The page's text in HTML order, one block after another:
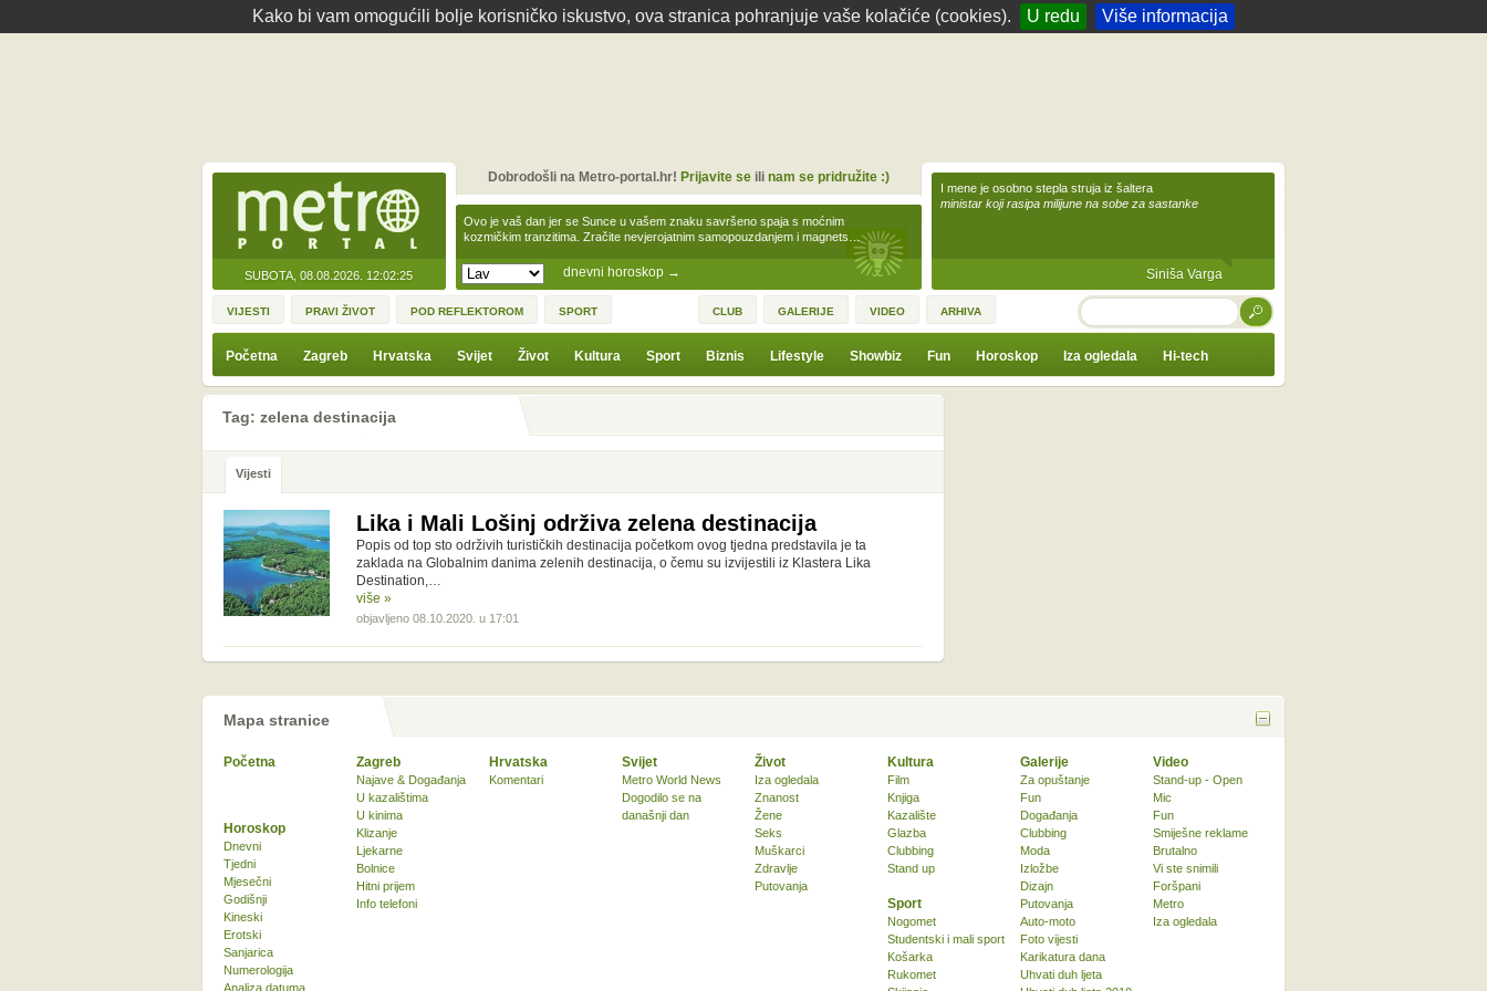
Kako bi vam omogućili bolje korisničko iskustvo, ova stranica pohranjuje vaše kolačiće (cookies). U redu Više informacija
SUBOTA, 08.08.2026. 12:02:25 dnevni horoskop →
Ovo je vaš dan jer se Sunce u vašem znaku savršeno spaja s moćnim
kozmičkim tranzitima. Zračite nevjerojatnim samopouzdanjem i magnets…
Dobrodošli na Metro-portal.hr! Prijavite seili nam se pridružite :)
I mene je osobno stepla struja iz šaltera
ministar koji rasipa milijune na sobe za sastanke
Siniša Varga
VIJESTI PRAVI ŽIVOT POD REFLEKTOROM SPORT CLUB GALERIJE VIDEO ARHIVA TRAŽI
Početna Zagreb Hrvatska Svijet Život Kultura Sport Biznis Lifestyle Showbiz Fun Horoskop Iza ogledala Hi-tech
Tag: zelena destinacija
Vijesti
Lika i Mali Lošinj održiva zelena destinacija
Popis od top sto održivih turističkih destinacija početkom ovog tjedna predstavila je ta
zaklada na Globalnim danima zelenih destinacija, o čemu su izvijestili iz Klastera Lika
Destination,…
više »
objavljeno 08.10.2020. u 17:01
Mapa stranice
Početna Zagreb
Najave & Događanja
U kazalištima
U kinima
Klizanje
Ljekarne
Bolnice
Hitni prijem
Info telefoni
Hrvatska
Komentari
Svijet
Metro World News
Dogodilo se na
današnji dan
Život
Iza ogledala
Znanost
Žene
Seks
Muškarci
Zdravlje
Putovanja
Kultura
Film
Knjiga
Kazalište
Glazba
Clubbing
Stand up
Sport
Nogomet
Studentski i mali sport
Košarka
Rukomet
Horoskop
Dnevni
Tjedni
Mjesečni
Godišnji
Kineski
Erotski
Sanjarica
Numerologija
Analiza datuma
Galerije
Za opuštanje
Fun
Događanja
Clubbing
Moda
Izložbe
Dizajn
Putovanja
Auto-moto
Foto vijesti
Karikatura dana
Uhvati duh ljeta
Video
Stand-up - Open
Mic
Fun
Smiješne reklame
Brutalno
Vi ste snimili
Foršpani
Metro
Iza ogledala